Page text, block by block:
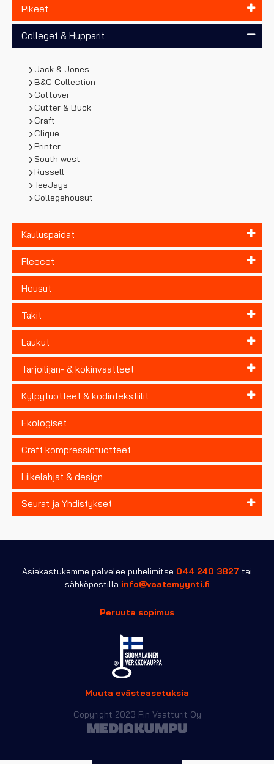
Pikeet
Colleget & Hupparit
Jack & Jones
B&C Collection
Cottover
Cutter & Buck
Craft
Clique
Printer
South west
Russell
TeeJays
Collegehousut
Kauluspaidat
Fleecet
Housut
Takit
Laukut
Tarjoilijan- & kokinvaatteet
Kylpytuotteet & kodintekstiilit
Ekologiset
Craft kompressiotuotteet
Liikelahjat & design
Seurat ja Yhdistykset
Asiakastukemme palvelee puhelimitse 044 240 3827 tai
sähköpostilla info@vaatemyynti.fi
Peruuta sopimus
Muuta evästeasetuksia
Copyright 2023 Fin Vaatturit Oy